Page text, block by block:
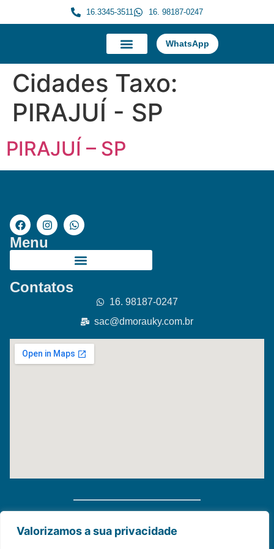
Valorizamos a sua privacidade
16.3345-3511 16. 98187-0247
WhatsApp
Cidades Taxo:
PIRAJUÍ - SP
PIRAJUÍ – SP
Menu
Contatos
16. 98187-0247
sac@dmorauky.com.br
Distribuidora Morauky 2025. Todos Os Direitos